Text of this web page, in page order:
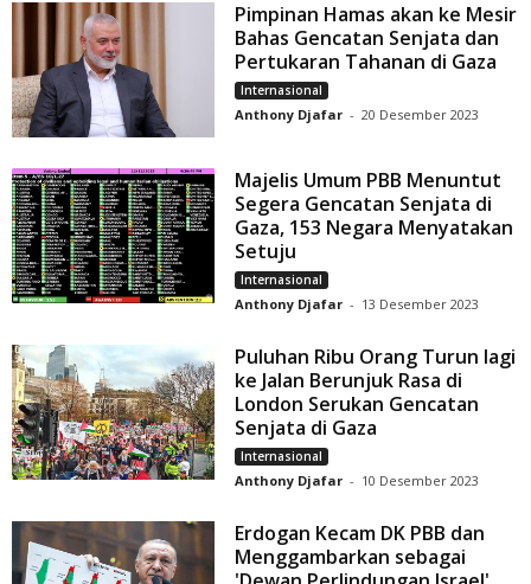
Pimpinan Hamas akan ke Mesir
Bahas Gencatan Senjata dan
Pertukaran Tahanan di Gaza
Internasional
Anthony Djafar - 20 Desember 2023
Majelis Umum PBB Menuntut
Segera Gencatan Senjata di
Gaza, 153 Negara Menyatakan
Setuju
Internasional
Anthony Djafar - 13 Desember 2023
Puluhan Ribu Orang Turun lagi
ke Jalan Berunjuk Rasa di
London Serukan Gencatan
Senjata di Gaza
Internasional
Anthony Djafar - 10 Desember 2023
Erdogan Kecam DK PBB dan
Menggambarkan sebagai